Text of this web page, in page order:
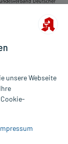
für
Bitte
unsere Webseite